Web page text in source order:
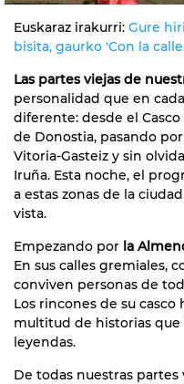
Euskaraz irakurri: Gure
bisita, gaurko 'Con la
Las partes viejas de
personalidad que en
diferente: desde el
de Donostia, pasando
Vitoria-Gasteiz y sin
Iruña. Esta noche, el
a estas zonas de la
vista.
Empezando por la
En sus calles gremiales,
conviven personas de
Los rincones de su
multitud de historias
leyendas.
De todas nuestras partes